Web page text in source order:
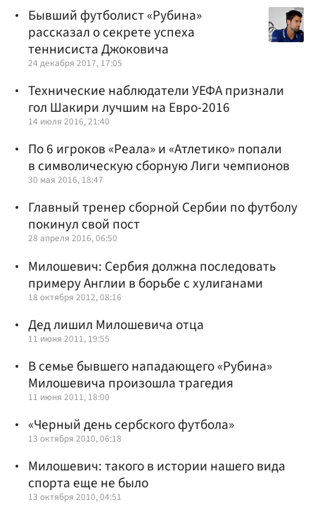
Бывший футболист «Рубина»
рассказал о секрете успеха
теннисиста Джоковича
24 декабря 2017, 17:05
Технические наблюдатели УЕФА признали
гол Шакири лучшим на Евро-2016
14 июля 2016, 21:40
По 6 игроков «Реала» и «Атлетико» попали
в символическую сборную Лиги чемпионов
30 мая 2016, 18:47
Главный тренер сборной Сербии по футболу
покинул свой пост
28 апреля 2016, 06:50
Милошевич: Сербия должна последовать
примеру Англии в борьбе с хулиганами
18 октября 2012, 08:16
Дед лишил Милошевича отца
11 июня 2011, 19:55
В семье бывшего нападающего «Рубина»
Милошевича произошла трагедия
11 июня 2011, 18:00
«Черный день сербского футбола»
13 октября 2010, 06:18
Милошевич: такого в истории нашего вида
спорта еще не было
13 октября 2010, 04:51